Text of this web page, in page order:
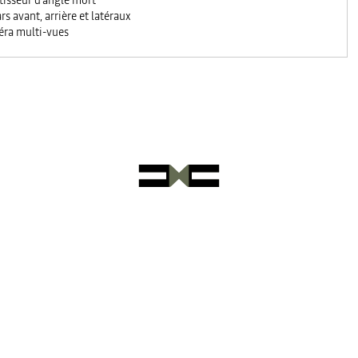
avant, arrière et latéraux
multi-vues